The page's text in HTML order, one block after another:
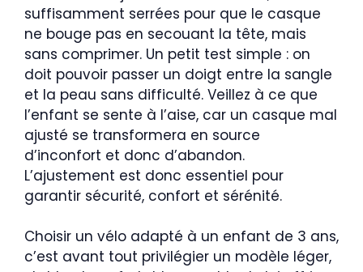
suffisamment serrées pour que le casque
ne bouge pas en secouant la tête, mais
sans comprimer. Un petit test simple : on
doit pouvoir passer un doigt entre la sangle
et la peau sans difficulté. Veillez à ce que
l’enfant se sente à l’aise, car un casque mal
ajusté se transformera en source
d’inconfort et donc d’abandon.
L’ajustement est donc essentiel pour
garantir sécurité, confort et sérénité.
Choisir un vélo adapté à un enfant de 3 ans,
c’est avant tout privilégier un modèle léger,